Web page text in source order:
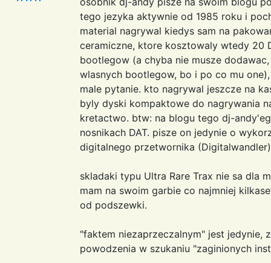
tego jezyka aktywnie od 1985 roku i
material nagrywal kiedys sam na
ceramiczne, ktore kosztowaly wtedy 20
bootlegow (a chyba nie musze
wlasnych bootlegow, bo i po co mu
male pytanie. kto nagrywal jeszcze na
byly dyski kompaktowe do nagrywania
kretactwo. btw: na blogu tego dj-
nosnikach DAT. pisze on jedynie o
digitalnego przetwornika
skladaki typu Ultra Rare Trax nie sa dla
mam na swoim garbie co najmniej
od podszewki.
"faktem niezaprzeczalnym" jest jedynie,
powodzenia w szukaniu "zaginionych